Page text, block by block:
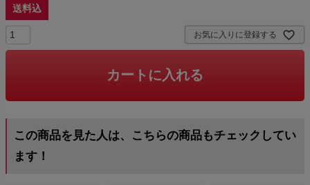
送料込
お気に入りに登録する
カートに入れる
この商品を見た人は、こちらの商品もチェックしてい
ます！